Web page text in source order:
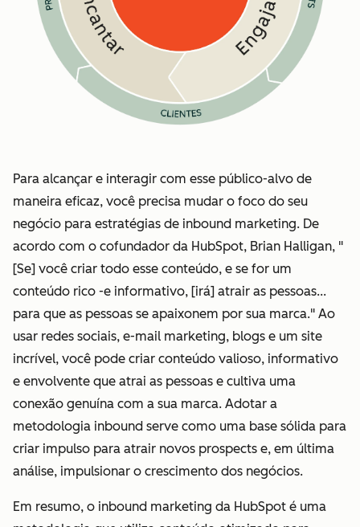
Para alcançar e interagir com esse público-alvo de
maneira eficaz, você precisa mudar o foco do seu
negócio para estratégias de inbound marketing. De
acordo com o cofundador da HubSpot, Brian Halligan, "
[Se] você criar todo esse conteúdo, e se for um
conteúdo rico -e informativo, [irá] atrair as pessoas...
para que as pessoas se apaixonem por sua marca." Ao
usar redes sociais, e-mail marketing, blogs e um site
incrível, você pode criar conteúdo valioso, informativo
e envolvente que atrai as pessoas e cultiva uma
conexão genuína com a sua marca. Adotar a
metodologia inbound serve como uma base sólida para
criar impulso para atrair novos prospects e, em última
análise, impulsionar o crescimento dos negócios.
Em resumo, o inbound marketing da HubSpot é uma